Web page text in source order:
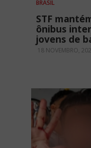
BRASIL
STF
ônibus
jovens de
18 NOVEMBRO,